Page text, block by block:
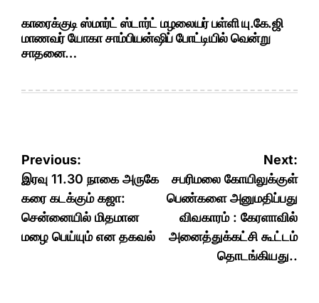
காரைக்குடி ஸ்மார்ட் ஸ்டார்ட் மழலையர் பள்ளி யு.கே.ஜி
மாணவர் யோகா சாம்பியன்ஷிப் போட்டியில் வென்று
சாதனை…
Post
navigation
Previous:
இரவு 11.30 நாகை அருகே
கரை கடக்கும் கஜா:
சென்னையில் மிதமான
மழை பெய்யும் என தகவல்
Next:
சபரிமலை கோயிலுக்குள்
பெண்களை அனுமதிப்பது
விவகாரம் : கேரளாவில்
அனைத்துக்கட்சி கூட்டம்
தொடங்கியது..